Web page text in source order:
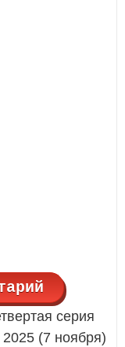
серия
2025 (7 ноября)